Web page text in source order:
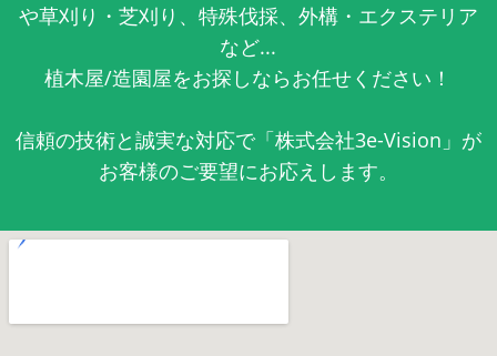
や草刈り・芝刈り、特殊伐採、外構・エクステリア
など...
植木屋/造園屋をお探しならお任せください！
信頼の技術と誠実な対応で「株式会社3e-Vision」が
お客様のご要望にお応えします。